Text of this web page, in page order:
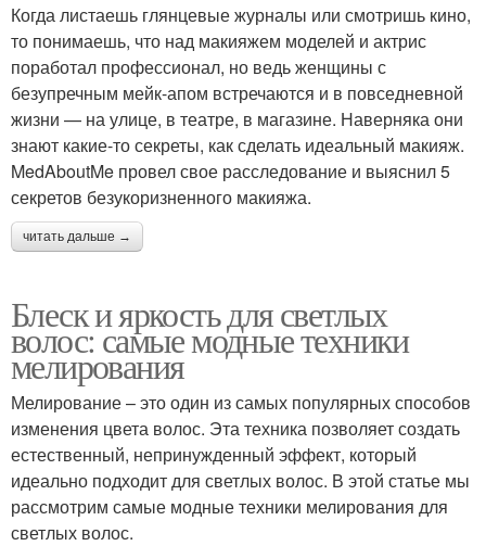
Когда листаешь глянцевые журналы или смотришь кино,
то понимаешь, что над макияжем моделей и актрис
поработал профессионал, но ведь женщины с
безупречным мейк-апом встречаются и в повседневной
жизни — на улице, в театре, в магазине. Наверняка они
знают какие-то секреты, как сделать идеальный макияж.
MedAboutMe провел свое расследование и выяснил 5
секретов безукоризненного макияжа.
читать дальше →
Блеск и яркость для светлых
волос: самые модные техники
мелирования
Мелирование – это один из самых популярных способов
изменения цвета волос. Эта техника позволяет создать
естественный, непринужденный эффект, который
идеально подходит для светлых волос. В этой статье мы
рассмотрим самые модные техники мелирования для
светлых волос.